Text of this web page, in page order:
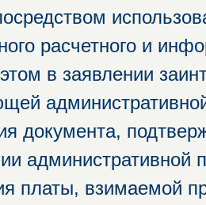
расчетного и
в заявлении
документа,
административной
платы, взимаемой